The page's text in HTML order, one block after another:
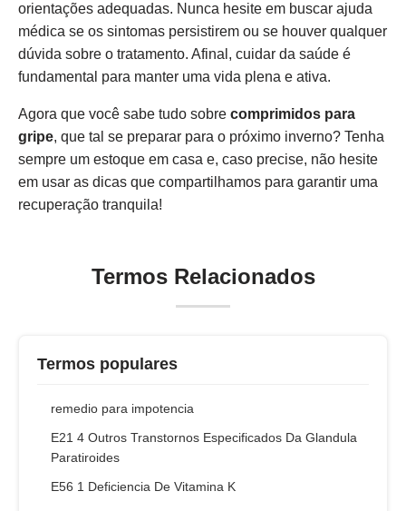
orientações adequadas. Nunca hesite em buscar ajuda
médica se os sintomas persistirem ou se houver qualquer
dúvida sobre o tratamento. Afinal, cuidar da saúde é
fundamental para manter uma vida plena e ativa.
Agora que você sabe tudo sobre comprimidos para
gripe, que tal se preparar para o próximo inverno? Tenha
sempre um estoque em casa e, caso precise, não hesite
em usar as dicas que compartilhamos para garantir uma
recuperação tranquila!
Termos Relacionados
Termos populares
remedio para impotencia
E21 4 Outros Transtornos Especificados Da Glandula
Paratiroides
E56 1 Deficiencia De Vitamina K